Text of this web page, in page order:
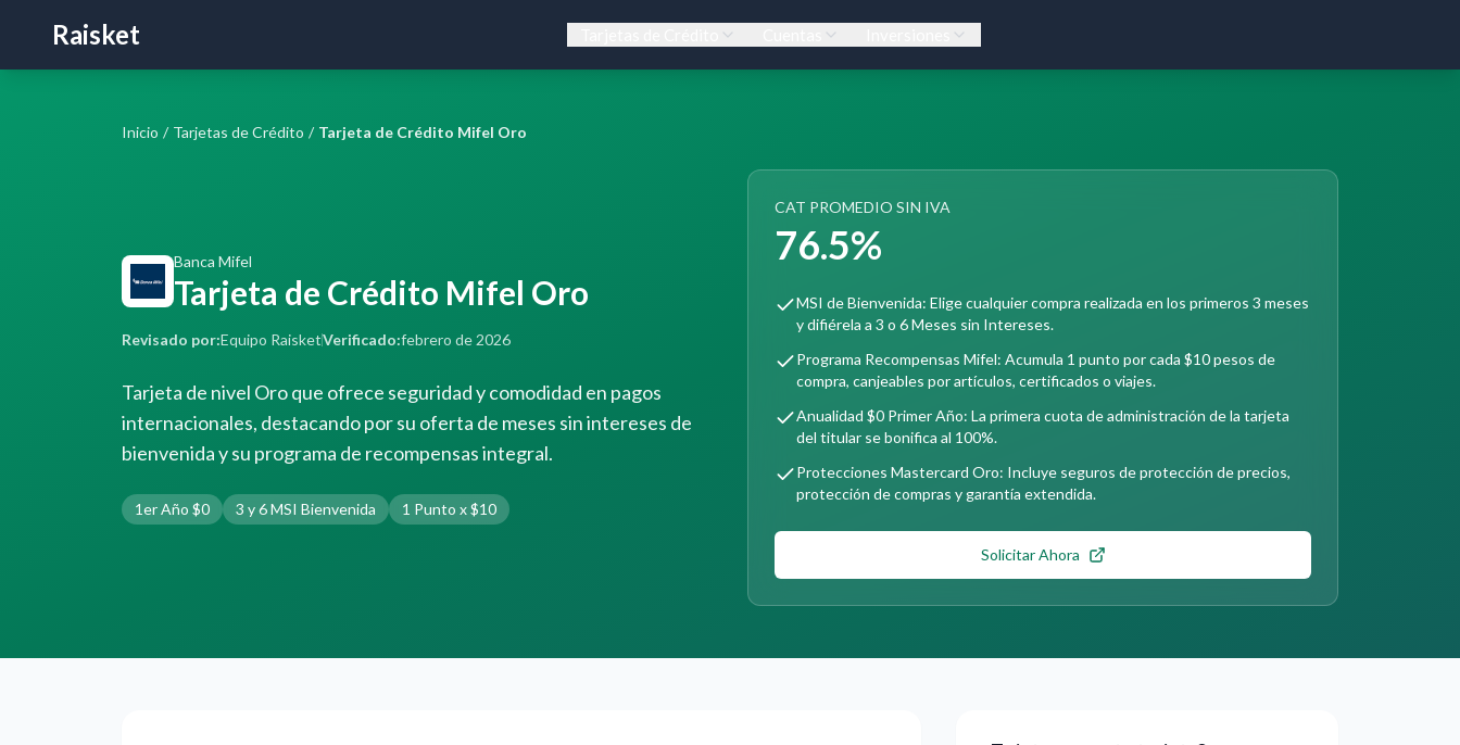
Raisket
Inicio / Tarjetas de Crédito / Tarjeta de Crédito Mifel Oro
Banca Mifel
Tarjeta de Crédito Mifel Oro
Revisado por:Equipo RaisketVerificado:febrero de 2026
Tarjeta de nivel Oro que ofrece seguridad y comodidad en pagos
internacionales, destacando por su oferta de meses sin intereses de
bienvenida y su programa de recompensas integral.
1er Año $0 3 y 6 MSI Bienvenida 1 Punto x $10
CAT PROMEDIO SIN IVA
76.5%
MSI de Bienvenida: Elige cualquier compra realizada en los primeros 3 meses
y difiérela a 3 o 6 Meses sin Intereses.
Programa Recompensas Mifel: Acumula 1 punto por cada $10 pesos de
compra, canjeables por artículos, certificados o viajes.
Anualidad $0 Primer Año: La primera cuota de administración de la tarjeta
del titular se bonifica al 100%.
Protecciones Mastercard Oro: Incluye seguros de protección de precios,
protección de compras y garantía extendida.
Solicitar Ahora